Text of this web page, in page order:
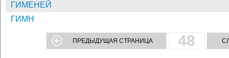
ГИМЕНЕЙ
ГИМН
ПРЕДЫДУЩАЯ СТРАНИЦА 48